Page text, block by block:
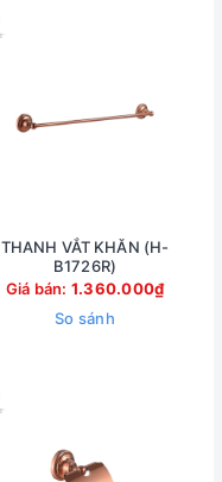
THANH VẮT KHĂN (H-
B1726R)
Giá bán: 1.360.000₫
So sánh